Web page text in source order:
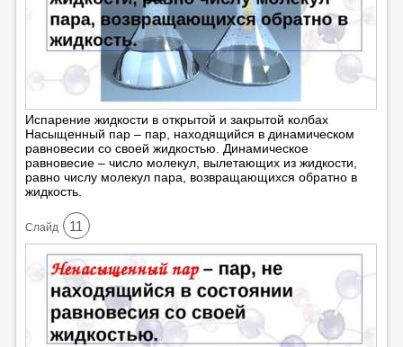
Испарение жидкости в открытой и закрытой колбах
Насыщенный пар – пар, находящийся в динамическом
равновесии со своей жидкостью. Динамическое
равновесие – число молекул, вылетающих из жидкости,
равно числу молекул пара, возвращающихся обратно в
жидкость.
Cлайд 11